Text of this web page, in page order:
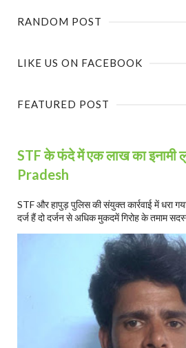
RANDOM POST
LIKE US ON FACEBOOK
FEATURED POST
STF के फंदे में एक लाख का इनामी
Pradesh
STF और हापुड़ पुलिस की संयुक्त कार्रवाई में धरा
दर्ज हैं दो दर्जन से अधिक मुकदमें गिरोह के तमाम